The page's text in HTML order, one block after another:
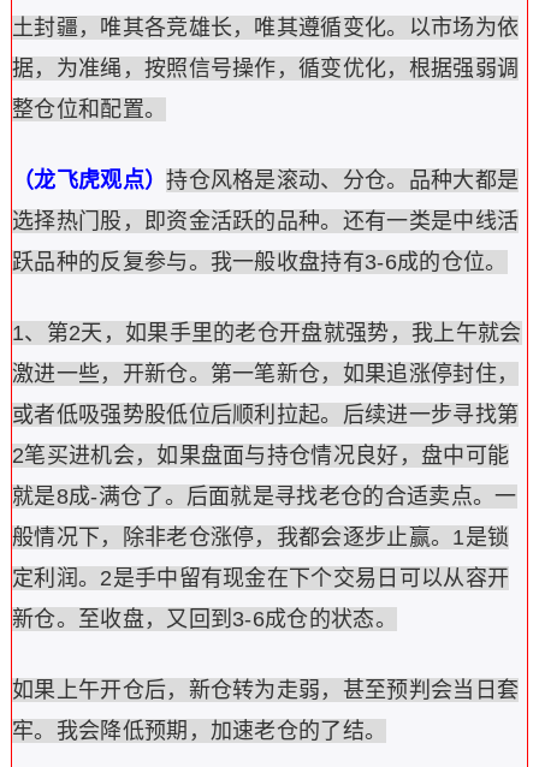
土封疆，唯其各竞雄长，唯其遵循变化。以市场为依
据，为准绳，按照信号操作，循变优化，根据强弱调
整仓位和配置。
（龙飞虎观点）持仓风格是滚动、分仓。品种大都是
选择热门股，即资金活跃的品种。还有一类是中线活
跃品种的反复参与。我一般收盘持有3-6成的仓位。
1、第2天，如果手里的老仓开盘就强势，我上午就会
激进一些，开新仓。第一笔新仓，如果追涨停封住，
或者低吸强势股低位后顺利拉起。后续进一步寻找第
2笔买进机会，如果盘面与持仓情况良好，盘中可能
就是8成-满仓了。后面就是寻找老仓的合适卖点。一
般情况下，除非老仓涨停，我都会逐步止赢。1是锁
定利润。2是手中留有现金在下个交易日可以从容开
新仓。至收盘，又回到3-6成仓的状态。
如果上午开仓后，新仓转为走弱，甚至预判会当日套
牢。我会降低预期，加速老仓的了结。